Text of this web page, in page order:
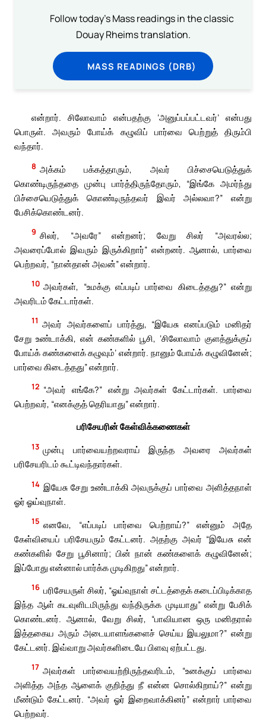
Follow today's Mass readings in the classic
Douay Rheims translation.
MASS READINGS (DRB)
என்றார். சிலோவாம் என்பதற்கு ‘அனுப்பப்பட்டவர்’ என்பது
பொருள். அவரும் போய்க் கழுவிப் பார்வை பெற்றுத் திரும்பி
வந்தார்.
8 அக்கம் பக்கத்தாரும், அவர் பிச்சையெடுத்துக்
கொண்டிருந்ததை முன்பு பார்த்திருந்தோரும், “இங்கே அமர்ந்து
பிச்சையெடுத்துக் கொண்டிருந்தவர் இவர் அல்லவா?” என்று
பேசிக்கொண்டனர்.
9 சிலர், “அவரே” என்றனர்; வேறு சிலர் “அவரல்ல;
அவரைப்போல் இவரும் இருக்கிறார்” என்றனர். ஆனால், பார்வை
பெற்றவர், “நான்தான் அவன்” என்றார்.
10 அவர்கள், “உமக்கு எப்படிப் பார்வை கிடைத்தது?” என்று
அவரிடம் கேட்டார்கள்.
11 அவர் அவர்களைப் பார்த்து, “இயேசு எனப்படும் மனிதர்
சேறு உண்டாக்கி, என் கண்களில் பூசி, ‘சிலோவாம் குளத்துக்குப்
போய்க் கண்களைக் கழுவும்’ என்றார். நானும் போய்க் கழுவினேன்;
பார்வை கிடைத்தது” என்றார்.
12 “அவர் எங்கே?” என்று அவர்கள் கேட்டார்கள். பார்வை
பெற்றவர், “எனக்குத் தெரியாது” என்றார்.
பரிசேயரின் கேள்விக்கணைகள்
13 முன்பு பார்வையற்றவராய் இருந்த அவரை அவர்கள்
பரிசேயரிடம் கூட்டிவந்தார்கள்.
14 இயேசு சேறு உண்டாக்கி அவருக்குப் பார்வை அளித்தநாள்
ஓர் ஓய்வுநாள்.
15 எனவே, “எப்படிப் பார்வை பெற்றாய்?” என்னும் அதே
கேள்வியைப் பரிசேயரும் கேட்டனர். அதற்கு அவர் “இயேசு என்
கண்களில் சேறு பூசினார்; பின் நான் கண்களைக் கழுவினேன்;
இப்போது என்னால் பார்க்க முடிகிறது” என்றார்.
16 பரிசேயருள் சிலர், “ஓய்வுநாள் சட்டத்தைக் கடைப்பிடிக்காத
இந்த ஆள் கடவுளிடமிருந்து வந்திருக்க முடியாது” என்று பேசிக்
கொண்டனர். ஆனால், வேறு சிலர், “பாவியான ஒரு மனிதரால்
இத்தகைய அரும் அடையாளங்களைச் செய்ய இயலுமா?” என்று
கேட்டனர். இவ்வாறு அவர்களிடையே பிளவு ஏற்பட்டது.
17 அவர்கள் பார்வையற்றிருந்தவரிடம், “உனக்குப் பார்வை
அளித்த அந்த ஆளைக் குறித்து நீ என்ன சொல்கிறாய்?” என்று
மீண்டும் கேட்டனர். “அவர் ஓர் இறைவாக்கினர்” என்றார் பார்வை
பெற்றவர்.